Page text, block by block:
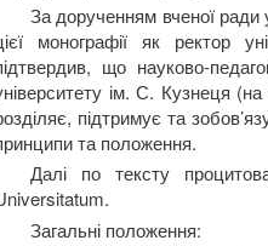
За дорученням вченої ради
монографії як ректор
що науково-
ім. С. Кузнеця (на
підтримує та
та положення.
Далі по тексту
Загальні положення: